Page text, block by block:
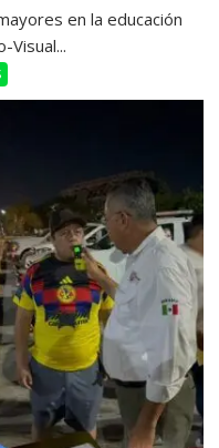
en la educación
Visual...